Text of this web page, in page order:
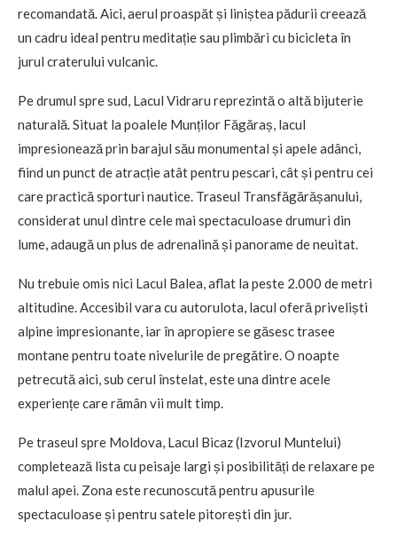
recomandată. Aici, aerul proaspăt și liniștea pădurii creează
un cadru ideal pentru meditație sau plimbări cu bicicleta în
jurul craterului vulcanic.
Pe drumul spre sud, Lacul Vidraru reprezintă o altă bijuterie
naturală. Situat la poalele Munților Făgăraș, lacul
impresionează prin barajul său monumental și apele adânci,
fiind un punct de atracție atât pentru pescari, cât și pentru cei
care practică sporturi nautice. Traseul Transfăgărășanului,
considerat unul dintre cele mai spectaculoase drumuri din
lume, adaugă un plus de adrenalină și panorame de neuitat.
Nu trebuie omis nici Lacul Balea, aflat la peste 2.000 de metri
altitudine. Accesibil vara cu autorulota, lacul oferă priveliști
alpine impresionante, iar în apropiere se găsesc trasee
montane pentru toate nivelurile de pregătire. O noapte
petrecută aici, sub cerul înstelat, este una dintre acele
experiențe care rămân vii mult timp.
Pe traseul spre Moldova, Lacul Bicaz (Izvorul Muntelui)
completează lista cu peisaje largi și posibilități de relaxare pe
malul apei. Zona este recunoscută pentru apusurile
spectaculoase și pentru satele pitorești din jur.